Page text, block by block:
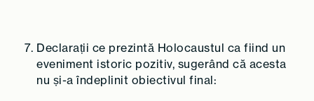
Declarații ce prezintă Holocaustul ca fiind un
eveniment istoric pozitiv, sugerând că acesta
nu și-a îndeplinit obiectivul final: